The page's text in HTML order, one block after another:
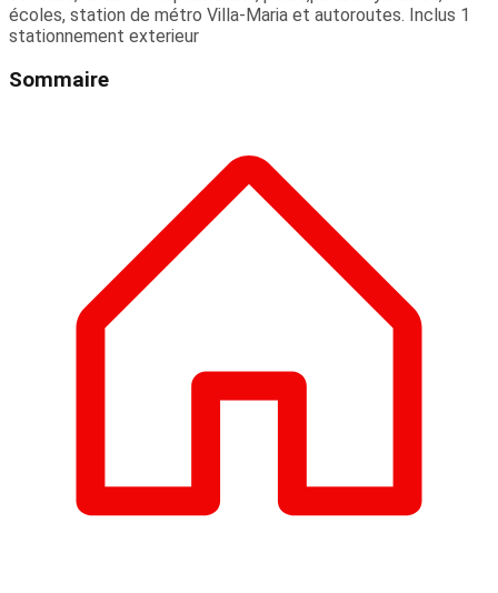
écoles, station de métro Villa-Maria et autoroutes. Inclus 1
stationnement exterieur
Sommaire